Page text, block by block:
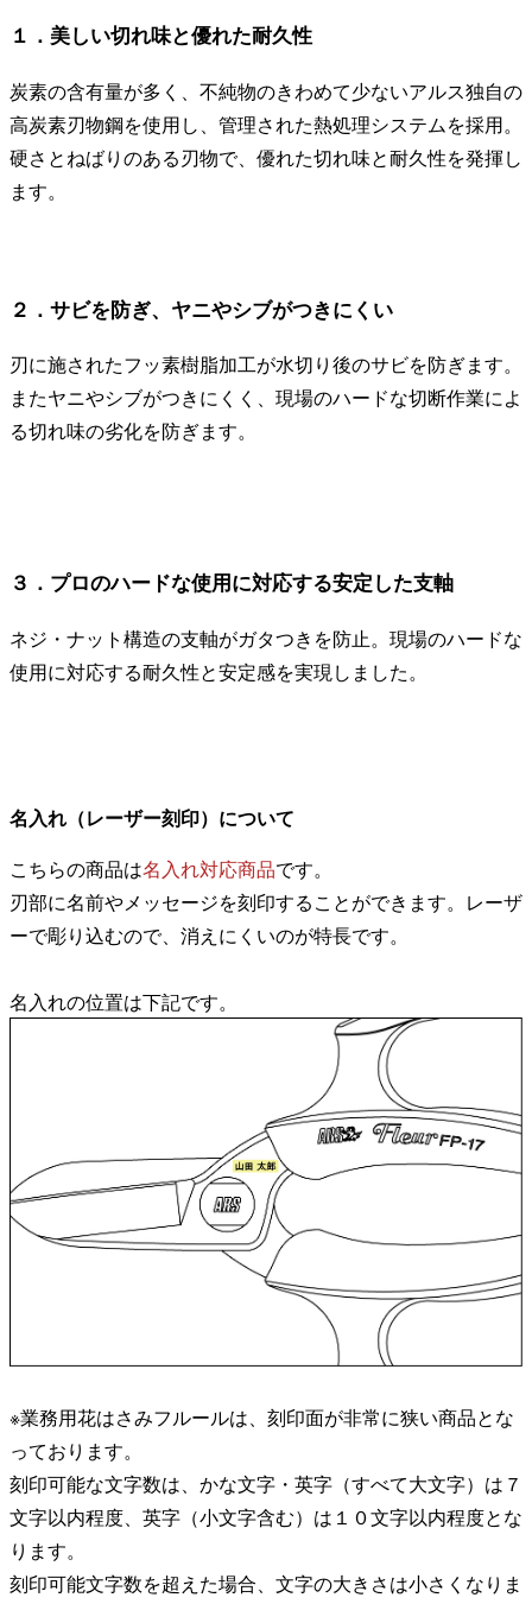
１．美しい切れ味と優れた耐久性
炭素の含有量が多く、不純物のきわめて少ないアルス独自の
高炭素刃物鋼を使用し、管理された熱処理システムを採用。
硬さとねばりのある刃物で、優れた切れ味と耐久性を発揮し
ます。
２．サビを防ぎ、ヤニやシブがつきにくい
刃に施されたフッ素樹脂加工が水切り後のサビを防ぎます。
またヤニやシブがつきにくく、現場のハードな切断作業によ
る切れ味の劣化を防ぎます。
３．プロのハードな使用に対応する安定した支軸
ネジ・ナット構造の支軸がガタつきを防止。現場のハードな
使用に対応する耐久性と安定感を実現しました。
名入れ（レーザー刻印）について
こちらの商品は名入れ対応商品です。
刃部に名前やメッセージを刻印することができます。レーザ
ーで彫り込むので、消えにくいのが特長です。
名入れの位置は下記です。
※業務用花はさみフルールは、刻印面が非常に狭い商品とな
っております。
刻印可能な文字数は、かな文字・英字（すべて大文字）は７
文字以内程度、英字（小文字含む）は１０文字以内程度とな
ります。
刻印可能文字数を超えた場合、文字の大きさは小さくなりま